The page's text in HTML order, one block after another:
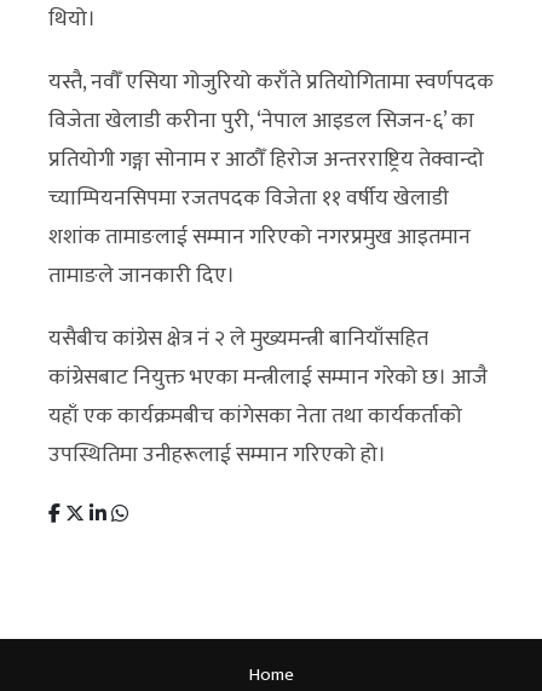
थियो।
यस्तै, नवौँ एसिया गोजुरियो कराँते प्रतियोगितामा स्वर्णपदक
विजेता खेलाडी करीना पुरी, ‘नेपाल आइडल सिजन-६’ का
प्रतियोगी गङ्गा सोनाम र आठौँ हिरोज अन्तरराष्ट्रिय तेक्वान्दो
च्याम्पियनसिपमा रजतपदक विजेता ११ वर्षीय खेलाडी
शशांक तामाङलाई सम्मान गरिएको नगरप्रमुख आइतमान
तामाङले जानकारी दिए।
यसैबीच कांग्रेस क्षेत्र नं २ ले मुख्यमन्त्री बानियाँसहित
कांग्रेसबाट नियुक्त भएका मन्त्रीलाई सम्मान गरेको छ। आजै
यहाँ एक कार्यक्रमबीच कांगेसका नेता तथा कार्यकर्ताको
उपस्थितिमा उनीहरूलाई सम्मान गरिएको हो।
Home